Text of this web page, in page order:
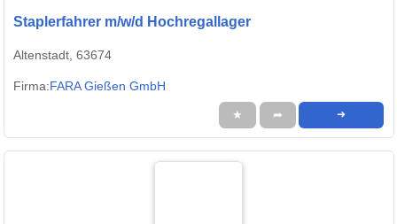
Staplerfahrer m/w/d Hochregallager
Altenstadt, 63674
Firma:FARA Gießen GmbH
★ ➦ ➜